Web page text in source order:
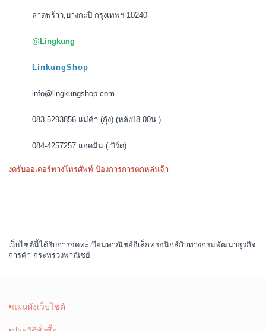
ลาดพร้าว,บางกะปิ กรุงเทพฯ 10240
@Lingkung
LinkungShop
info@lingkungshop.com
083-5293856 แม่ค้า (กุ้ง) (หลัง18.00น.)
084-4257257 แอดมิน (เบิร์ด)
งดรับออเดอร์ทางโทรศัพท์ ป้องการการตกหล่นจ้า
เว็บไซต์นี้ได้รับการจดทะเบียนพาณิชย์อิเล็กทรอนิกส์กับทางกรมพัฒนาธุรกิจ
การค้า กระทรวงพาณิชย์
แผนผังเว็บไซต์